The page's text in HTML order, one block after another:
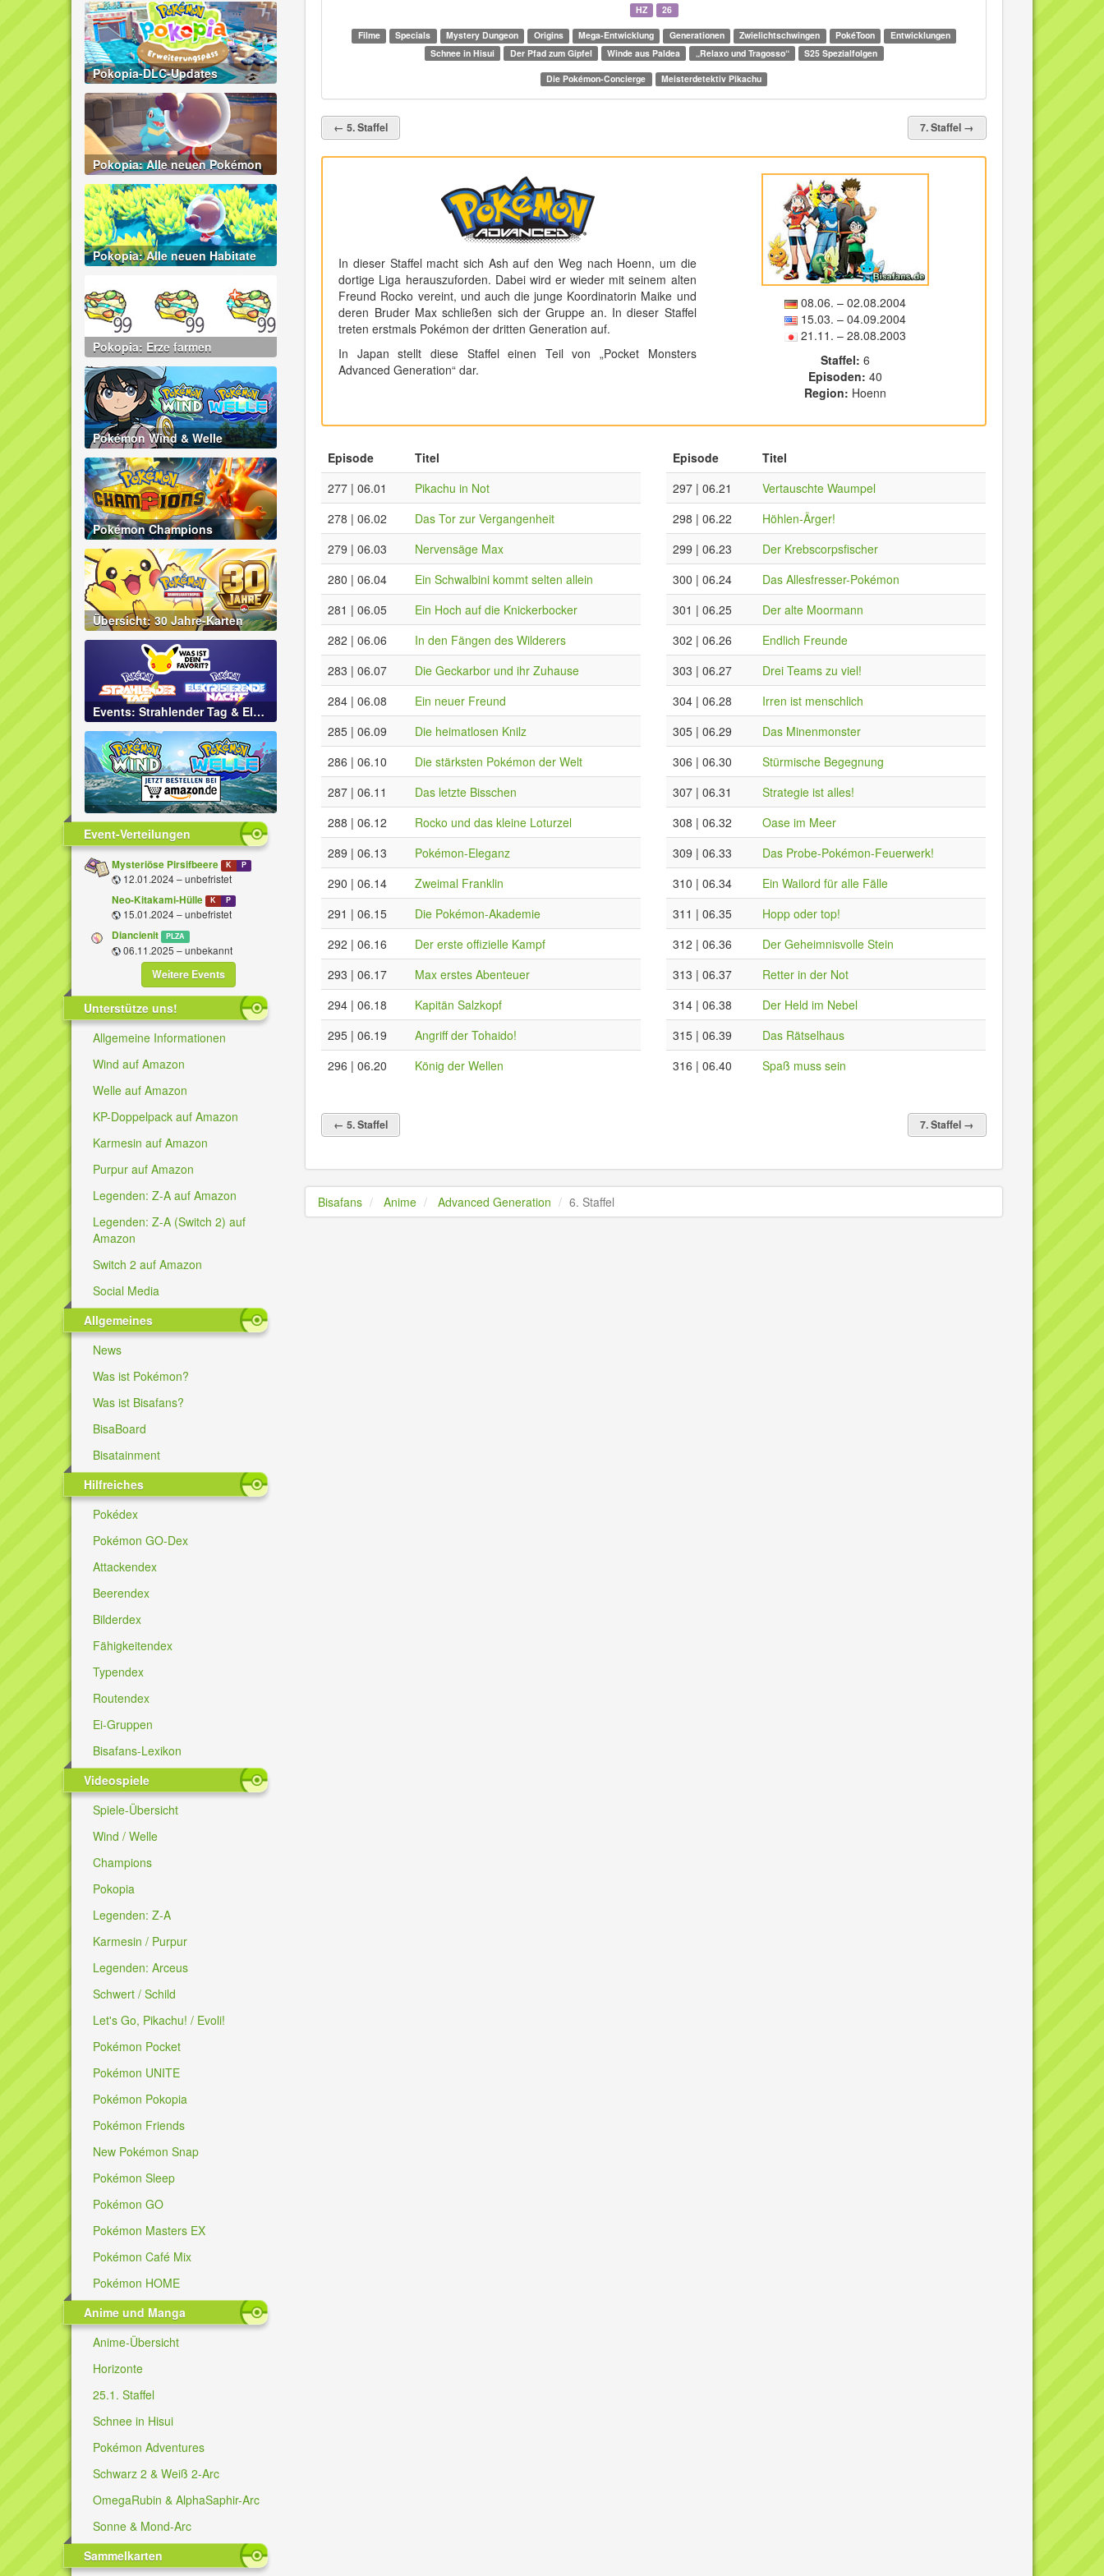
Pokopia-DLC-Updates
Pokopia: Alle neuen Pokémon
Pokopia: Alle neuen Habitate
Pokopia: Erze farmen
Pokémon Wind & Welle
Pokémon Champions
Übersicht: 30 Jahre-Karten
Events: Strahlender Tag & Elektrisierende Nacht
Event-Verteilungen
Mysteriöse Pirsifbeere K P
12.01.2024 – unbefristet
Neo-Kitakami-Hülle
K P
15.01.2024 – unbefristet
Diancienit
PLZA
06.11.2025 – unbekannt
Weitere Events
Unterstütze uns!
Allgemeine Informationen
Wind auf Amazon
Welle auf Amazon
KP-Doppelpack auf Amazon
Karmesin auf Amazon
Purpur auf Amazon
Legenden: Z-A auf Amazon
Legenden: Z-A (Switch 2) auf
Amazon
Switch 2 auf Amazon
Social Media
Allgemeines
News
Was ist Pokémon?
Was ist Bisafans?
BisaBoard
Bisatainment
Hilfreiches
Pokédex
Pokémon GO-Dex
Attackendex
Beerendex
Bilderdex
Fähigkeitendex
Typendex
Routendex
Ei-Gruppen
Bisafans-Lexikon
Videospiele
Spiele-Übersicht
Wind / Welle
Champions
Pokopia
Legenden: Z-A
Karmesin / Purpur
Legenden: Arceus
Schwert / Schild
Let's Go, Pikachu! / Evoli!
Pokémon Pocket
Pokémon UNITE
Pokémon Pokopia
Pokémon Friends
New Pokémon Snap
Pokémon Sleep
Pokémon GO
Pokémon Masters EX
Pokémon Café Mix
Pokémon HOME
Anime und Manga
Anime-Übersicht
Horizonte
25.1. Staffel
Schnee in Hisui
Pokémon Adventures
Schwarz 2 & Weiß 2-Arc
OmegaRubin & AlphaSaphir-Arc
Sonne & Mond-Arc
Sammelkarten
HZ 26
Filme Specials Mystery Dungeon Origins Mega-Entwicklung Generationen Zwielichtschwingen PokéToon
Entwicklungen
Schnee in Hisui
Der Pfad zum Gipfel Winde aus Paldea „Relaxo und Tragosso“ S25 Spezialfolgen
Die Pokémon-Concierge Meisterdetektiv Pikachu
← 5. Staffel 7. Staffel →
In dieser Staffel macht sich Ash auf den Weg nach Hoenn, um die
dortige Liga herauszuforden. Dabei wird er wieder mit seinem alten
Freund Rocko vereint, und auch die junge Koordinatorin Maike und
deren Bruder Max schließen sich der Gruppe an. In dieser Staffel
treten erstmals Pokémon der dritten Generation auf.
In Japan stellt diese Staffel einen Teil von „Pocket Monsters
Advanced Generation“ dar.
08.06. – 02.08.2004
15.03. – 04.09.2004
21.11. – 28.08.2003
Staffel: 6
Episoden: 40
Region: Hoenn
Episode
Titel
277 | 06.01
Pikachu in Not
278 | 06.02
Das Tor zur Vergangenheit
279 | 06.03
Nervensäge Max
280 | 06.04
Ein Schwalbini kommt selten allein
281 | 06.05
Ein Hoch auf die Knickerbocker
282 | 06.06
In den Fängen des Wilderers
283 | 06.07
Die Geckarbor und ihr Zuhause
284 | 06.08
Ein neuer Freund
285 | 06.09
Die heimatlosen Knilz
286 | 06.10
Die stärksten Pokémon der Welt
287 | 06.11
Das letzte Bisschen
288 | 06.12
Rocko und das kleine Loturzel
289 | 06.13
Pokémon-Eleganz
290 | 06.14
Zweimal Franklin
291 | 06.15
Die Pokémon-Akademie
292 | 06.16
Der erste offizielle Kampf
293 | 06.17
Max erstes Abenteuer
294 | 06.18
Kapitän Salzkopf
295 | 06.19
Angriff der Tohaido!
296 | 06.20
König der Wellen
Episode
Titel
297 | 06.21
Vertauschte Waumpel
298 | 06.22
Höhlen-Ärger!
299 | 06.23
Der Krebscorpsfischer
300 | 06.24
Das Allesfresser-Pokémon
301 | 06.25
Der alte Moormann
302 | 06.26
Endlich Freunde
303 | 06.27
Drei Teams zu viel!
304 | 06.28
Irren ist menschlich
305 | 06.29
Das Minenmonster
306 | 06.30
Stürmische Begegnung
307 | 06.31
Strategie ist alles!
308 | 06.32
Oase im Meer
309 | 06.33
Das Probe-Pokémon-Feuerwerk!
310 | 06.34
Ein Wailord für alle Fälle
311 | 06.35
Hopp oder top!
312 | 06.36
Der Geheimnisvolle Stein
313 | 06.37
Retter in der Not
314 | 06.38
Der Held im Nebel
315 | 06.39
Das Rätselhaus
316 | 06.40
Spaß muss sein
← 5. Staffel 7. Staffel →
Bisafans Anime Advanced Generation 6. Staffel